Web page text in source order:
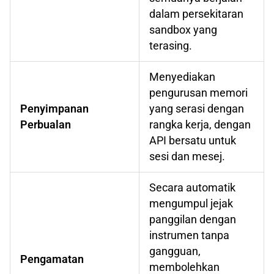
dalam persekitaran
sandbox yang
terasing.
Penyimpanan
Perbualan
Menyediakan
pengurusan memori
yang serasi dengan
rangka kerja, dengan
API bersatu untuk
sesi dan mesej.
Pengamatan
Secara automatik
mengumpul jejak
panggilan dengan
instrumen tanpa
gangguan,
membolehkan